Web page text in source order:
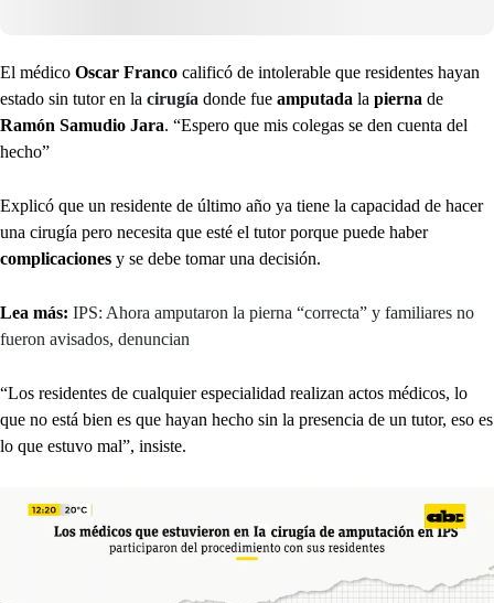
El médico Oscar Franco calificó de intolerable que residentes hayan
estado sin tutor en la cirugía donde fue amputada la pierna de
Ramón Samudio Jara. “Espero que mis colegas se den cuenta del
hecho”
Explicó que un residente de último año ya tiene la capacidad de hacer
una cirugía pero necesita que esté el tutor porque puede haber
complicaciones y se debe tomar una decisión.
Lea más: IPS: Ahora amputaron la pierna “correcta” y familiares no
fueron avisados, denuncian
“Los residentes de cualquier especialidad realizan actos médicos, lo
que no está bien es que hayan hecho sin la presencia de un tutor, eso es
lo que estuvo mal”, insiste.